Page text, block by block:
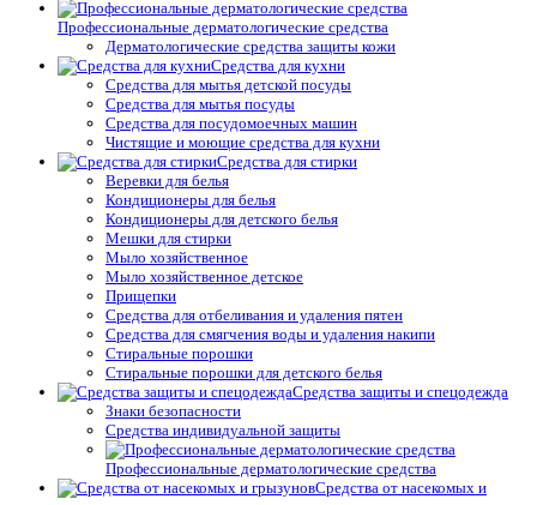
Профессиональные дерматологические средства
Дерматологические средства защиты кожи
Средства для кухни
Средства для мытья детской посуды
Средства для мытья посуды
Средства для посудомоечных машин
Чистящие и моющие средства для кухни
Средства для стирки
Веревки для белья
Кондиционеры для белья
Кондиционеры для детского белья
Мешки для стирки
Мыло хозяйственное
Мыло хозяйственное детское
Прищепки
Средства для отбеливания и удаления пятен
Средства для смягчения воды и удаления накипи
Стиральные порошки
Стиральные порошки для детского белья
Средства защиты и спецодежда
Знаки безопасности
Средства индивидуальной защиты
Профессиональные дерматологические средства
Средства от насекомых и